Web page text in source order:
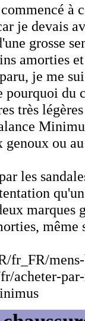
à
je devais
grosse
amorties
je me
du
très
ou
les
marques
fr_FR/
acheter-